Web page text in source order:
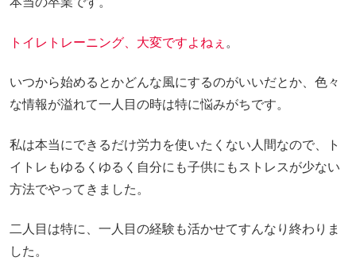
トイレトレーニング、大変ですよねぇ 。
いつから始めるとかどんな風にするのがいいだとか、色々
な情報が溢れて一人目の時は特に悩みがちです。
私は本当にできるだけ労力を使いたくない人間なので、ト
イトレもゆるくゆるく自分にも子供にもストレスが少ない
方法でやってきました。
二人目は特に、一人目の経験も活かせてすんなり終わりま
した。